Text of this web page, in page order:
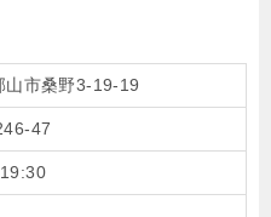
山市桑野3-19-19
47